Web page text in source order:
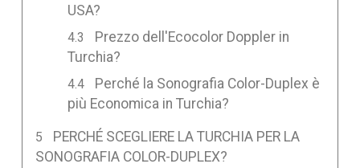
USA?
Prezzo dell'Ecocolor Doppler in
Turchia?
Perché la Sonografia Color-Duplex è
più Economica in Turchia?
PERCHÉ SCEGLIERE LA TURCHIA PER LA
SONOGRAFIA COLOR-DUPLEX?